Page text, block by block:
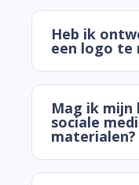
Heb ik
een logo te
Mag ik mijn
sociale
materialen?